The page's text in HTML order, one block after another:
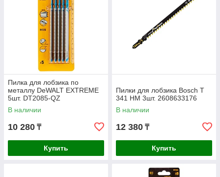
Пилка для лобзика по
металлу DeWALT EXTREME
5шт. DT2085-QZ
В наличии
10 280 ₸
Купить
Пилки для лобзика Bosch T
341 HM 3шт. 2608633176
В наличии
12 380 ₸
Купить